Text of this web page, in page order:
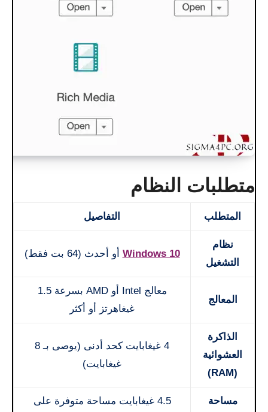
متطلبات النظام
المتطلب التفاصيل
نظام
التشغيل
Windows 10 أو أحدث (64 بت فقط)
المعالج
معالج Intel أو AMD بسرعة 1.5
غيغاهرتز أو أكثر
الذاكرة
العشوائية
(RAM)
4 غيغابايت كحد أدنى (يوصى بـ 8
غيغابايت)
مساحة
4.5 غيغابايت مساحة متوفرة على